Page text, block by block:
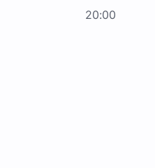
20:00